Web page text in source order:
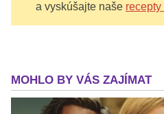
a vyskúšajte naše